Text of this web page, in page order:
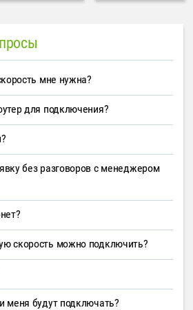
мне нужна?
для подключения?
без разговоров с менеджером
скорость можно подключить?
меня будут подключать?